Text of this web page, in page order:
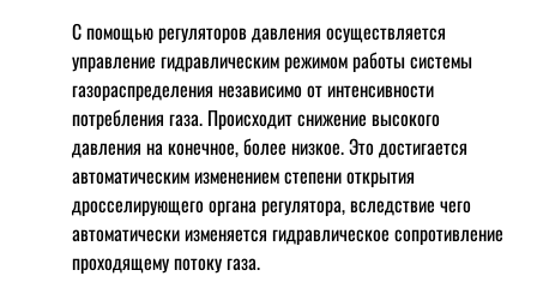
С помощью регуляторов давления осуществляется
управление гидравлическим режимом работы системы
газораспределения независимо от интенсивности
потребления газа. Происходит снижение высокого
давления на конечное, более низкое. Это достигается
автоматическим изменением степени открытия
дросселирующего органа регулятора, вследствие чего
автоматически изменяется гидравлическое сопротивление
проходящему потоку газа.